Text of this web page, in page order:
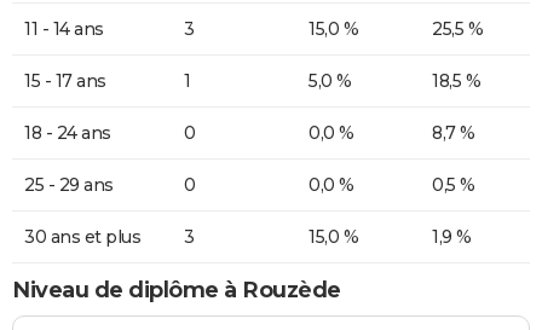
11 - 14 ans 3 15,0 % 25,5 %
15 - 17 ans 1 5,0 % 18,5 %
18 - 24 ans 0 0,0 % 8,7 %
25 - 29 ans 0 0,0 % 0,5 %
30 ans et plus 3 15,0 % 1,9 %
Niveau de diplôme à Rouzède